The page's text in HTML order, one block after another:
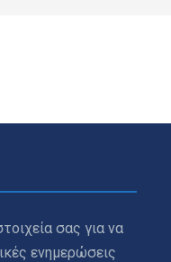
σας για να
ενημερώσεις